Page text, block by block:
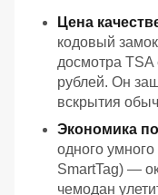
Цена
кодовый
досмотра TSA
рублей. Он
вскрытия
Экономика
одного
SmartTag) —
чемодан